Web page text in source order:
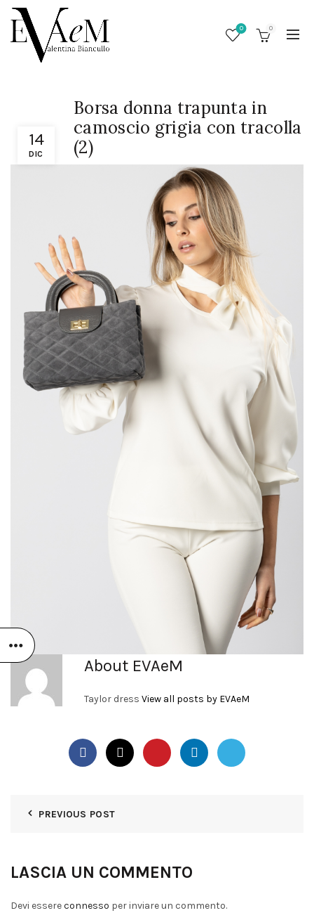
0 0
14
DIC
Borsa donna trapunta in
camoscio grigia con tracolla
(2)
About EVAeM
Taylor dress View all posts by EVAeM
PREVIOUS POST
LASCIA UN COMMENTO
Devi essereconnesso per inviare un commento.